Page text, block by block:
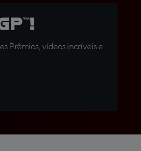
Prêmios, vídeos incríveis e